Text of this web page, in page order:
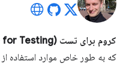
کروم برای تست (Chrome for Testing)
که به طور خاص موارد استفاده